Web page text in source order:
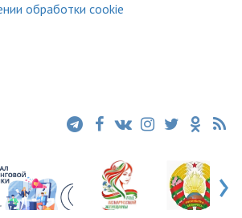
обработки cookie
›